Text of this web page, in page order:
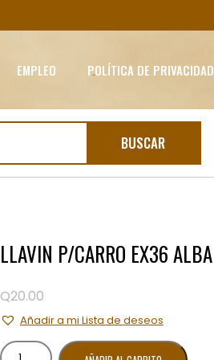
EMPLEO POLÍTICA DE PRIVACIDAD
BUSCAR
LLAVIN P/CARRO EX36 ALBA
Q20.00
Añadir a mi Lista de deseos
LLAVIN